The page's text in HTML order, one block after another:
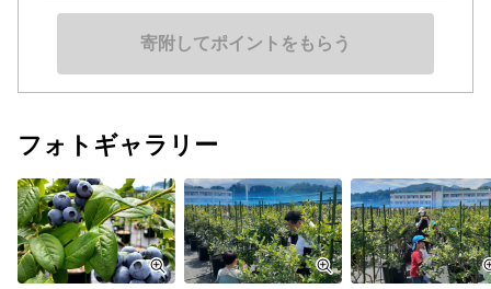
寄附してポイントをもらう
フォトギャラリー